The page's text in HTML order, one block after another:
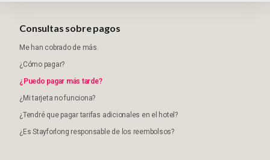
Consultas sobre pagos
Me han cobrado de más.
¿Cómo pagar?
¿Puedo pagar más tarde?
¿Mi tarjeta no funciona?
¿Tendré que pagar tarifas adicionales en el hotel?
¿Es Stayforlong responsable de los reembolsos?